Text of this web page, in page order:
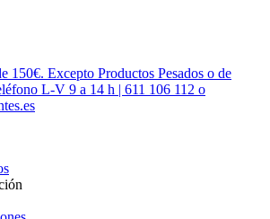
150€. Excepto Productos Pesados o de
L-V 9 a 14 h | 611 106 112 o